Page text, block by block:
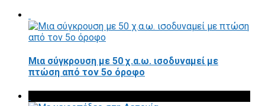
Μια σύγκρουση με 50 χ.α.ω. ισοδυναμεί με
πτώση από τον 5ο όροφο